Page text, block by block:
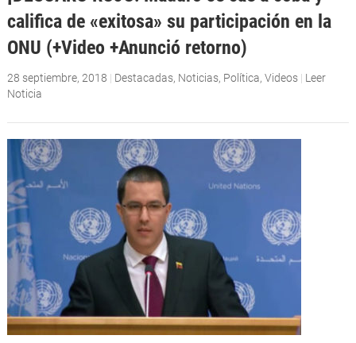
califica de «exitosa» su participación en la
ONU (+Video +Anunció retorno)
28 septiembre, 2018 | Destacadas, Noticias, Política, Videos | Leer
Noticia